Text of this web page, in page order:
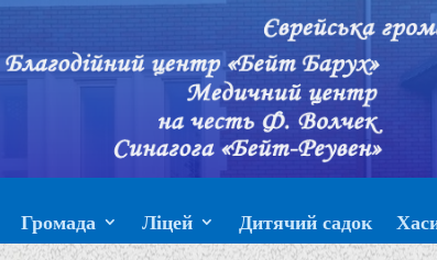
Громада Ліцей Дитячий садок